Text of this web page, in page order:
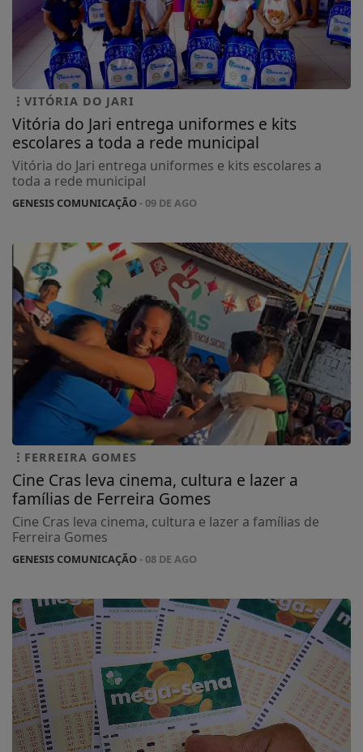
VITÓRIA DO JARI
Vitória do Jari entrega uniformes e kits
escolares a toda a rede municipal
Vitória do Jari entrega uniformes e kits escolares a
toda a rede municipal
GENESIS COMUNICAÇÃO- 09 DE AGO
FERREIRA GOMES
Cine Cras leva cinema, cultura e lazer a
famílias de Ferreira Gomes
Cine Cras leva cinema, cultura e lazer a famílias de
Ferreira Gomes
GENESIS COMUNICAÇÃO- 08 DE AGO